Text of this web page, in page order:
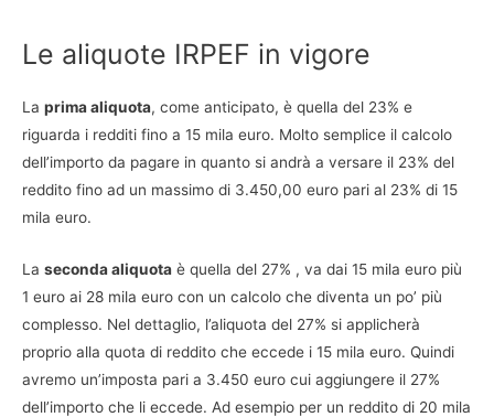
Le aliquote IRPEF in vigore
La prima aliquota, come anticipato, è quella del 23% e
riguarda i redditi fino a 15 mila euro. Molto semplice il calcolo
dell’importo da pagare in quanto si andrà a versare il 23% del
reddito fino ad un massimo di 3.450,00 euro pari al 23% di 15
mila euro.
La seconda aliquota è quella del 27% , va dai 15 mila euro più
1 euro ai 28 mila euro con un calcolo che diventa un po’ più
complesso. Nel dettaglio, l’aliquota del 27% si applicherà
proprio alla quota di reddito che eccede i 15 mila euro. Quindi
avremo un’imposta pari a 3.450 euro cui aggiungere il 27%
dell’importo che li eccede. Ad esempio per un reddito di 20 mila